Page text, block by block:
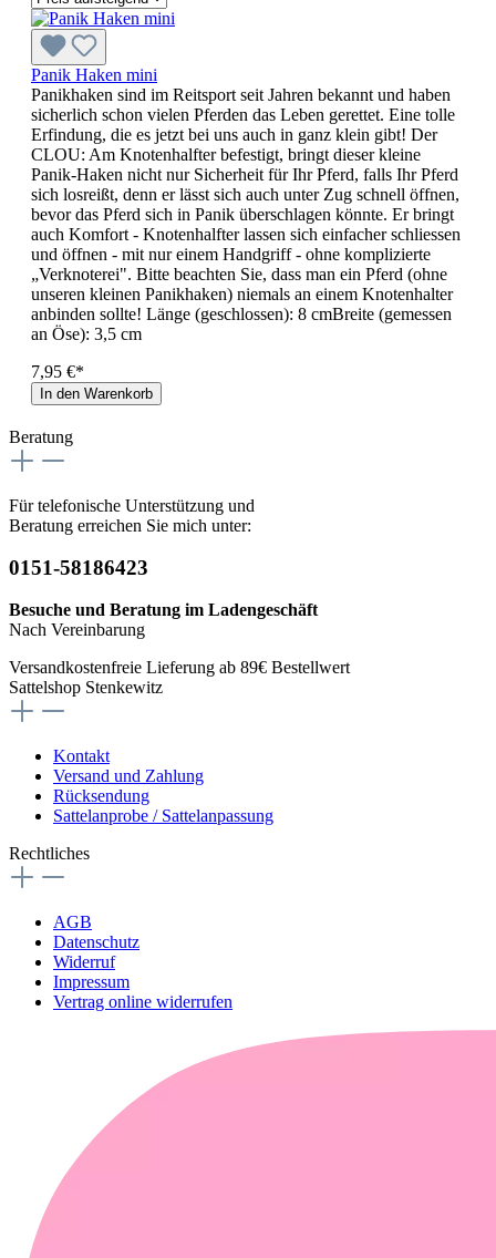
Panik Haken mini
Panikhaken sind im Reitsport seit Jahren bekannt und haben
sicherlich schon vielen Pferden das Leben gerettet. Eine tolle
Erfindung, die es jetzt bei uns auch in ganz klein gibt! Der
CLOU: Am Knotenhalfter befestigt, bringt dieser kleine
Panik-Haken nicht nur Sicherheit für Ihr Pferd, falls Ihr Pferd
sich losreißt, denn er lässt sich auch unter Zug schnell öffnen,
bevor das Pferd sich in Panik überschlagen könnte. Er bringt
auch Komfort - Knotenhalfter lassen sich einfacher schliessen
und öffnen - mit nur einem Handgriff - ohne komplizierte
„Verknoterei". Bitte beachten Sie, dass man ein Pferd (ohne
unseren kleinen Panikhaken) niemals an einem Knotenhalter
anbinden sollte! Länge (geschlossen): 8 cmBreite (gemessen
an Öse): 3,5 cm
7,95 €*
In den Warenkorb
Beratung
Für telefonische Unterstützung und
Beratung erreichen Sie mich unter:
0151-58186423
Besuche und Beratung im Ladengeschäft
Nach Vereinbarung
Versandkostenfreie Lieferung ab 89€ Bestellwert
Sattelshop Stenkewitz
Kontakt
Versand und Zahlung
Rücksendung
Sattelanprobe / Sattelanpassung
Rechtliches
AGB
Datenschutz
Widerruf
Impressum
Vertrag online widerrufen